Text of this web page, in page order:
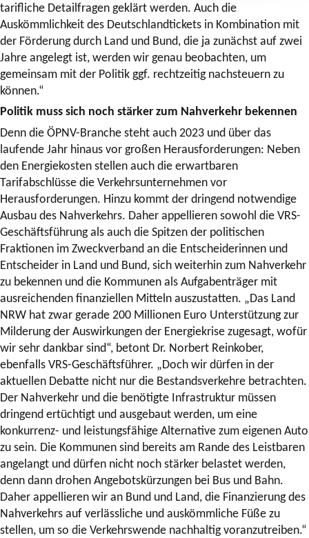
tarifliche Detailfragen geklärt werden. Auch die
Auskömmlichkeit des Deutschlandtickets in Kombination mit
der Förderung durch Land und Bund, die ja zunächst auf zwei
Jahre angelegt ist, werden wir genau beobachten, um
gemeinsam mit der Politik ggf. rechtzeitig nachsteuern zu
können.“
Politik muss sich noch stärker zum Nahverkehr bekennen
Denn die ÖPNV-Branche steht auch 2023 und über das
laufende Jahr hinaus vor großen Herausforderungen: Neben
den Energiekosten stellen auch die erwartbaren
Tarifabschlüsse die Verkehrsunternehmen vor
Herausforderungen. Hinzu kommt der dringend notwendige
Ausbau des Nahverkehrs. Daher appellieren sowohl die VRS-
Geschäftsführung als auch die Spitzen der politischen
Fraktionen im Zweckverband an die Entscheiderinnen und
Entscheider in Land und Bund, sich weiterhin zum Nahverkehr
zu bekennen und die Kommunen als Aufgabenträger mit
ausreichenden finanziellen Mitteln auszustatten. „Das Land
NRW hat zwar gerade 200 Millionen Euro Unterstützung zur
Milderung der Auswirkungen der Energiekrise zugesagt, wofür
wir sehr dankbar sind“, betont Dr. Norbert Reinkober,
ebenfalls VRS-Geschäftsführer. „Doch wir dürfen in der
aktuellen Debatte nicht nur die Bestandsverkehre betrachten.
Der Nahverkehr und die benötigte Infrastruktur müssen
dringend ertüchtigt und ausgebaut werden, um eine
konkurrenz- und leistungsfähige Alternative zum eigenen Auto
zu sein. Die Kommunen sind bereits am Rande des Leistbaren
angelangt und dürfen nicht noch stärker belastet werden,
denn dann drohen Angebotskürzungen bei Bus und Bahn.
Daher appellieren wir an Bund und Land, die Finanzierung des
Nahverkehrs auf verlässliche und auskömmliche Füße zu
stellen, um so die Verkehrswende nachhaltig voranzutreiben.“